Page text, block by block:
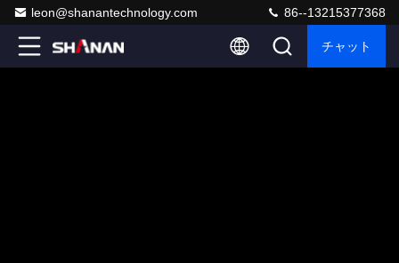
leon@shanantechnology.com 86--13215377368
チャット